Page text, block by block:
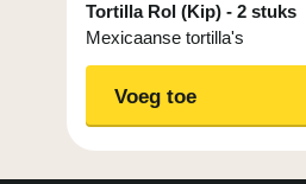
Tortilla Rol (Kip) - 2 stuks
Mexicaanse tortilla's
Voeg toe